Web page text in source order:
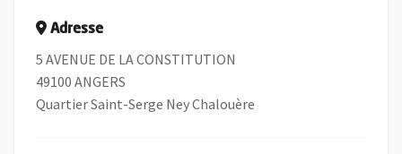
Adresse
5 AVENUE DE LA CONSTITUTION
49100 ANGERS
Quartier Saint-Serge Ney Chalouère